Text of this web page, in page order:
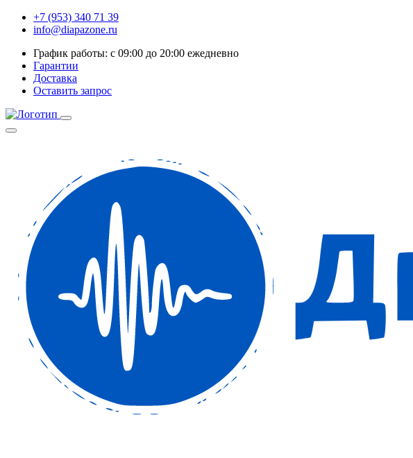
+7 (953) 340 71 39
info@diapazone.ru
График работы: с 09:00 до 20:00 ежедневно
Гарантии
Доставка
Оставить запрос